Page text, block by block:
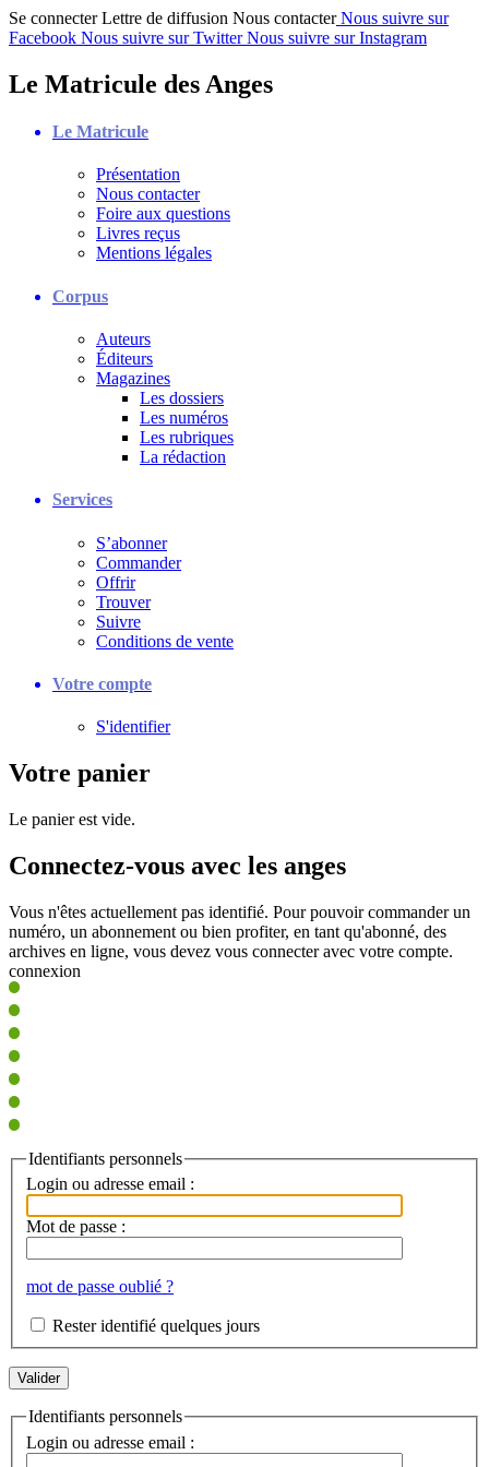
Se connecter Lettre de diffusion Nous contacter Nous suivre sur
Facebook Nous suivre sur Twitter Nous suivre sur Instagram
Le Matricule des Anges
Le Matricule
Présentation
Nous contacter
Foire aux questions
Livres reçus
Mentions légales
Corpus
Auteurs
Éditeurs
Magazines
Les dossiers
Les numéros
Les rubriques
La rédaction
Services
S’abonner
Commander
Offrir
Trouver
Suivre
Conditions de vente
Votre compte
S'identifier
Votre panier
Le panier est vide.
Connectez-vous avec les anges
Vous n'êtes actuellement pas identifié. Pour pouvoir commander un
numéro, un abonnement ou bien profiter, en tant qu'abonné, des
archives en ligne, vous devez vous connecter avec votre compte.
connexion
Identifiants personnels
Login ou adresse email :
Mot de passe :
mot de passe oublié ?
Rester identifié quelques jours
Identifiants personnels
Login ou adresse email :